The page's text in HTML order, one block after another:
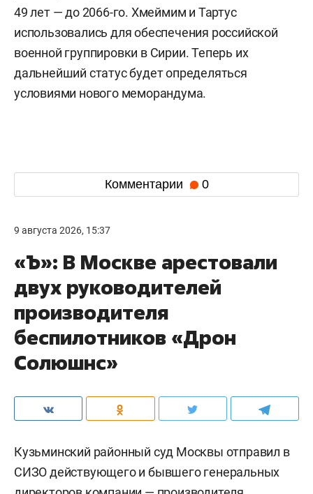
49 лет — до 2066-го. Хмеймим и Тартус
использовались для обеспечения российской
военной группировки в Сирии. Теперь их
дальнейший статус будет определяться
условиями нового меморандума.
Комментарии 0
9 августа 2026, 15:37
«Ъ»: В Москве арестовали
двух руководителей
производителя
беспилотников «Дрон
Солюшнс»
Кузьминский районный суд Москвы отправил в
СИЗО действующего и бывшего генеральных